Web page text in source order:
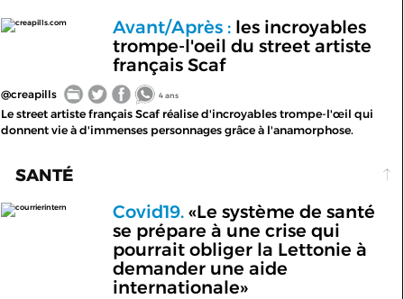
creapills.com Avant/Après :les incroyables
trompe-l'oeil du street artiste
français Scaf
@creapills 4 ans
Le street artiste français Scaf réalise d'incroyables trompe-l'œil qui
donnent vie à d'immenses personnages grâce à l'anamorphose.
SANTÉ
courrierintern Covid19.«Le système de santé
se prépare à une crise qui
pourrait obliger la Lettonie à
demander une aide
internationale»